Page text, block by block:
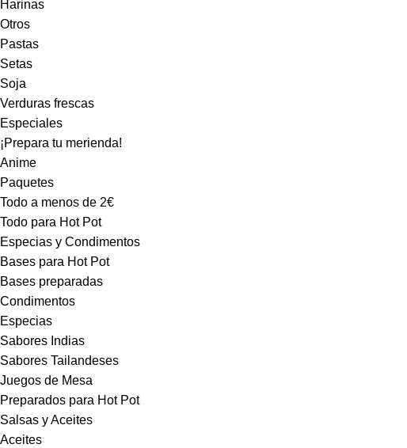
Harinas
Otros
Pastas
Setas
Soja
Verduras frescas
Especiales
¡Prepara tu merienda!
Anime
Paquetes
Todo a menos de 2€
Todo para Hot Pot
Especias y Condimentos
Bases para Hot Pot
Bases preparadas
Condimentos
Especias
Sabores Indias
Sabores Tailandeses
Juegos de Mesa
Preparados para Hot Pot
Salsas y Aceites
Aceites